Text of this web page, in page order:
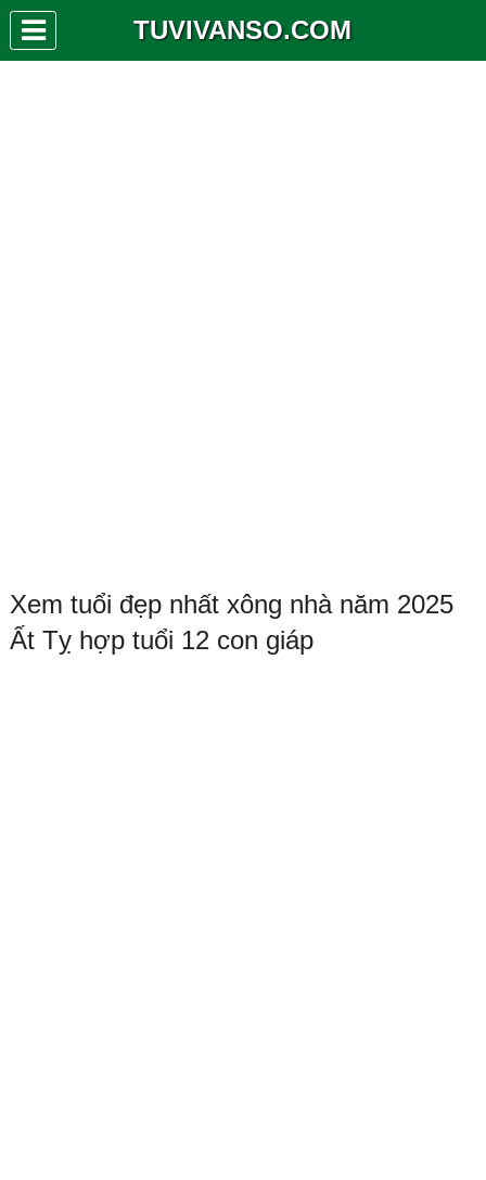
TUVIVANSO.COM
Xem tuổi đẹp nhất xông nhà năm 2025
Ất Tỵ hợp tuổi 12 con giáp